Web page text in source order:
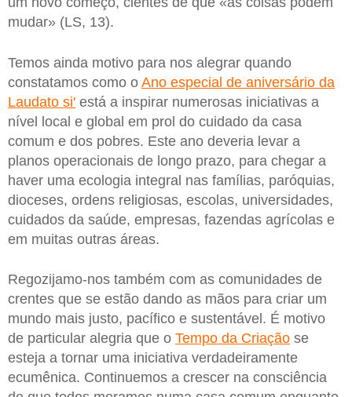
mudar» (LS, 13).
Temos ainda motivo para nos alegrar quando
constatamos como o Ano especial de aniversário da
Laudato si' está a inspirar numerosas iniciativas a
nível local e global em prol do cuidado da casa
comum e dos pobres. Este ano deveria levar a
planos operacionais de longo prazo, para chegar a
haver uma ecologia integral nas famílias, paróquias,
dioceses, ordens religiosas, escolas, universidades,
cuidados da saúde, empresas, fazendas agrícolas e
em muitas outras áreas.
Regozijamo-nos também com as comunidades de
crentes que se estão dando as mãos para criar um
mundo mais justo, pacífico e sustentável. É motivo
de particular alegria que o Tempo da Criação se
esteja a tornar uma iniciativa verdadeiramente
ecumênica. Continuemos a crescer na consciência